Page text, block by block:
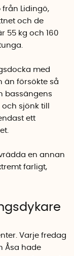
Lidingö,
och de
55 kg och 160
med
än försökte så
bassängens
sjönk till
ett
en annan
farligt,
Varje fredag
Åsa hade